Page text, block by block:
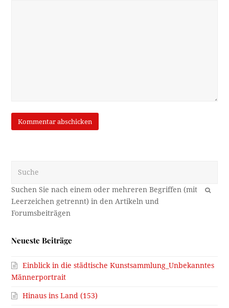
OK
Neueste Beiträge
Einblick in die städtische Kunstsammlung_Unbekanntes
Männerportrait
Hinaus ins Land (153)